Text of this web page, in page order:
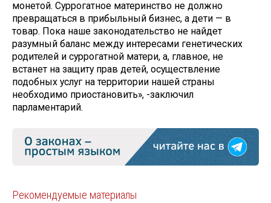
монетой. Суррогатное материнство не должно
превращаться в прибыльный бизнес, а дети — в
товар. Пока наше законодательство не найдет
разумный баланс между интересами генетических
родителей и суррогатной матери, а, главное, не
встанет на защиту прав детей, осуществление
подобных услуг на территории нашей страны
необходимо приостановить», -заключил
парламентарий.
Рекомендуемые материалы